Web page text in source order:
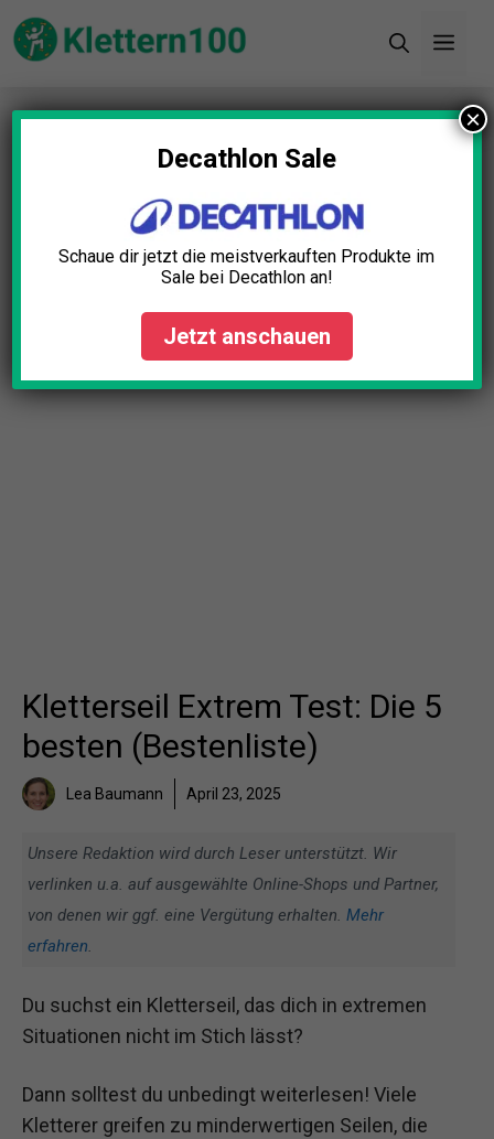
Zum
Inhalt
Startseite»Blog»Kletterseil Extrem Test: Die 5
besten (Bestenliste)
Kletterseil Extrem Test: Die 5
besten (Bestenliste)
Lea Baumann April 23, 2025
Unsere Redaktion wird durch Leser unterstützt. Wir
verlinken u.a. auf ausgewählte Online-Shops und Partner,
von denen wir ggf. eine Vergütung erhalten. Mehr
erfahren.
Du suchst ein Kletterseil, das dich in extremen
Situationen nicht im Stich lässt?
Dann solltest du unbedingt weiterlesen! Viele
Kletterer greifen zu minderwertigen Seilen, die
Decathlon Sale
Schaue dir jetzt die meistverkauften Produkte im
Sale bei Decathlon an!
Jetzt anschauen
×